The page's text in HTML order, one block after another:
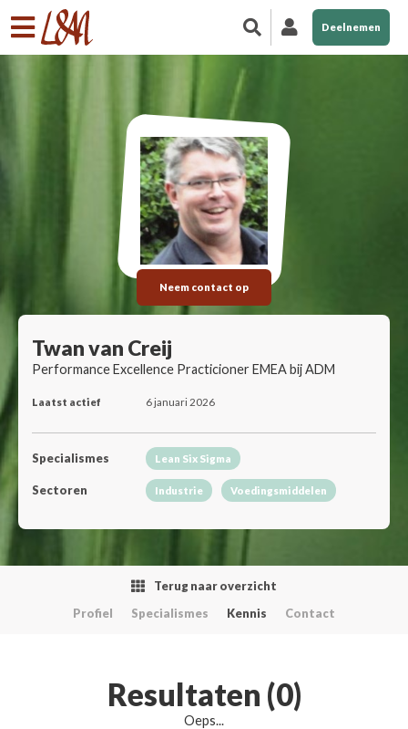
Deelnemen
Neem contact op
Twan van Creij
Performance Excellence Practicioner EMEA bij ADM
Laatst actief 6 januari 2026
Specialismes Lean Six Sigma
Sectoren Industrie Voedingsmiddelen
Terug naar overzicht
Profiel
Specialismes Kennis Contact
Resultaten (0)
Oeps...